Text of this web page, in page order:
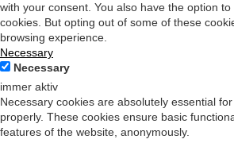
with your consent. You also have the option
cookies. But opting out of some of these
browsing experience.
Necessary
Necessary
immer aktiv
Necessary cookies are absolutely essential
properly. These cookies ensure basic
features of the website, anonymously.